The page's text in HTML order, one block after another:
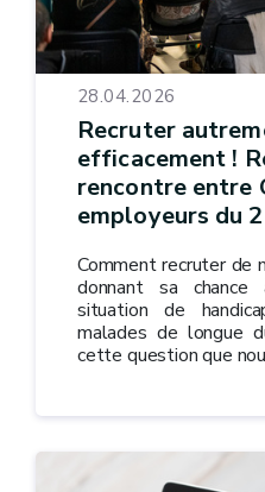
28.04.2026
Recruter
efficacement !
rencontre entre
employeurs du
Comment recruter de
donnant sa
situation de
malades de longue
cette question que